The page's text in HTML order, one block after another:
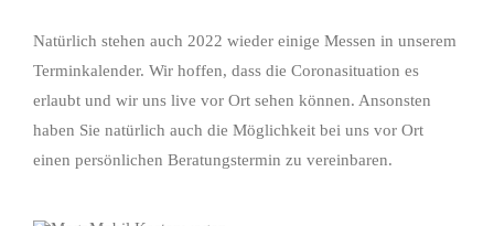
Natürlich stehen auch 2022 wieder einige Messen in unserem
Terminkalender. Wir hoffen, dass die Coronasituation es
erlaubt und wir uns live vor Ort sehen können. Ansonsten
haben Sie natürlich auch die Möglichkeit bei uns vor Ort
einen persönlichen Beratungstermin zu vereinbaren.